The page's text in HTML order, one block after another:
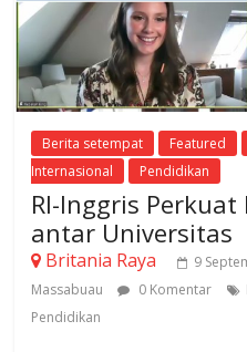
Berita setempat Featured
Internasional
Pendidikan
RI-Inggris
antar Universitas
Britania Raya 9
Massabuau
0 Komentar
Pendidikan